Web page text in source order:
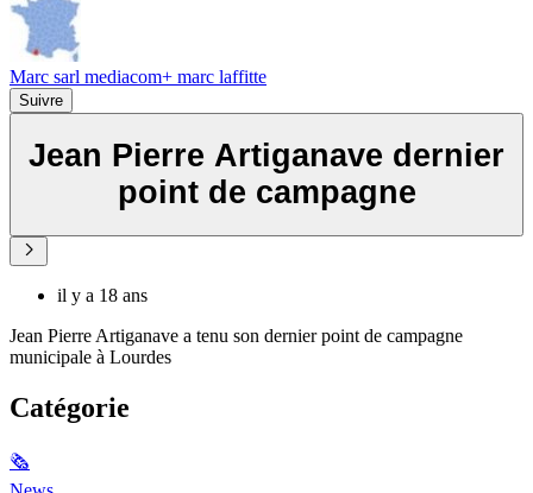
Marc sarl mediacom+ marc laffitte
Suivre
Jean Pierre Artiganave dernier
point de campagne
il y a 18 ans
Jean Pierre Artiganave a tenu son dernier point de campagne
municipale à Lourdes
Catégorie
🗞